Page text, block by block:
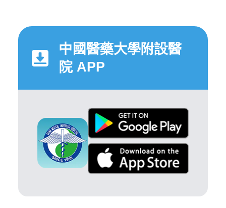
中國醫藥大學附設醫
院 APP